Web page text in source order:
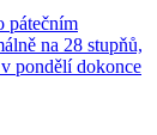
pátečním
na 28 stupňů,
pondělí dokonce